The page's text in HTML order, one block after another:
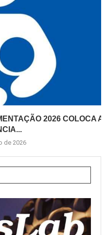
2026 COLOCA A
de 2026